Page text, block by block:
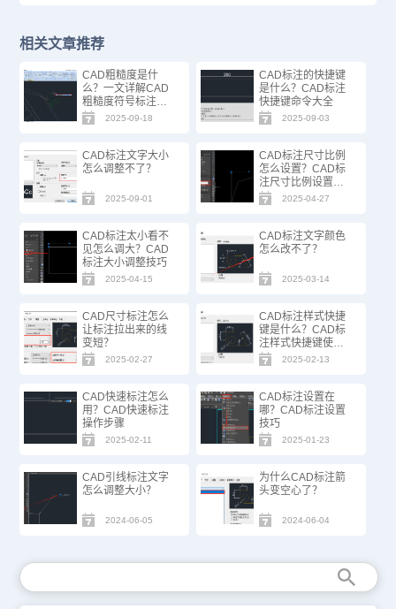
相关文章推荐
CAD粗糙度是什
么？一文详解CAD
粗糙度符号标注技
巧 CAD粗糙度是什
么？
2025-09-18
CAD标注的快捷键
是什么？CAD标注
快捷键命令大全
2025-09-03
CAD标注文字大小
怎么调整不了？
2025-09-01
CAD标注尺寸比例
怎么设置？CAD标
注尺寸比例设置方
法
2025-04-27
CAD标注太小看不
见怎么调大？CAD
标注大小调整技巧
2025-04-15
CAD标注文字颜色
怎么改不了？
2025-03-14
CAD尺寸标注怎么
让标注拉出来的线
变短？
2025-02-27
CAD标注样式快捷
键是什么？CAD标
注样式快捷键使用
方法
2025-02-13
CAD快速标注怎么
用？CAD快速标注
操作步骤
2025-02-11
CAD标注设置在
哪？CAD标注设置
技巧
2025-01-23
CAD引线标注文字
怎么调整大小？
2024-06-05
为什么CAD标注箭
头变空心了？
2024-06-04